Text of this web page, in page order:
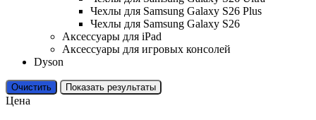
Чехлы для Samsung Galaxy S26 Plus
Чехлы для Samsung Galaxy S26
Аксессуары для iPad
Аксессуары для игровых консолей
Dyson
Очистить Показать результаты
Цена